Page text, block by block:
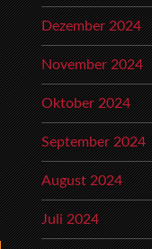
Dezember 2024
November 2024
Oktober 2024
September 2024
August 2024
Juli 2024